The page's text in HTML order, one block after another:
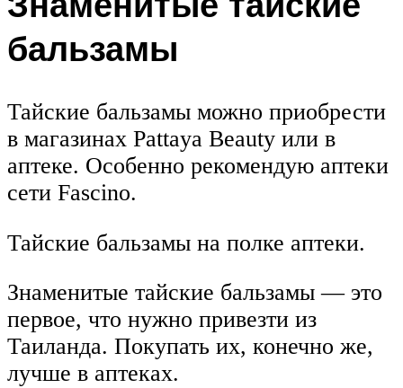
бальзамы
Тайские бальзамы можно приобрести
в магазинах Pattaya Beauty или в
аптеке. Особенно рекомендую аптеки
сети Fascino.
Тайские бальзамы на полке аптеки.
Знаменитые тайские бальзамы — это
первое, что нужно привезти из
Таиланда. Покупать их, конечно же,
лучше в аптеках.